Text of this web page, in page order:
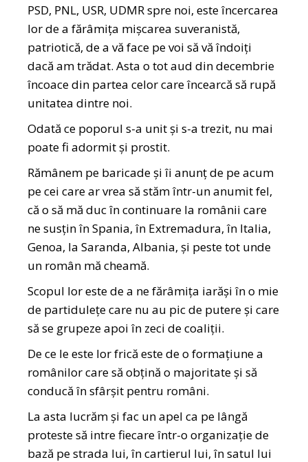
PSD, PNL, USR, UDMR spre noi, este încercarea
lor de a fărâmița mișcarea suveranistă,
patriotică, de a vă face pe voi să vă îndoiți
dacă am trădat. Asta o tot aud din decembrie
încoace din partea celor care încearcă să rupă
unitatea dintre noi.
Odată ce poporul s-a unit și s-a trezit, nu mai
poate fi adormit și prostit.
Rămânem pe baricade și îi anunț de pe acum
pe cei care ar vrea să stăm într-un anumit fel,
că o să mă duc în continuare la românii care
ne susțin în Spania, în Extremadura, în Italia,
Genoa, la Saranda, Albania, și peste tot unde
un român mă cheamă.
Scopul lor este de a ne fărâmița iarăși în o mie
de partidulețe care nu au pic de putere și care
să se grupeze apoi în zeci de coaliții.
De ce le este lor frică este de o formațiune a
românilor care să obțină o majoritate și să
conducă în sfârșit pentru români.
La asta lucrăm și fac un apel ca pe lângă
proteste să intre fiecare într-o organizație de
bază pe strada lui, în cartierul lui, în satul lui